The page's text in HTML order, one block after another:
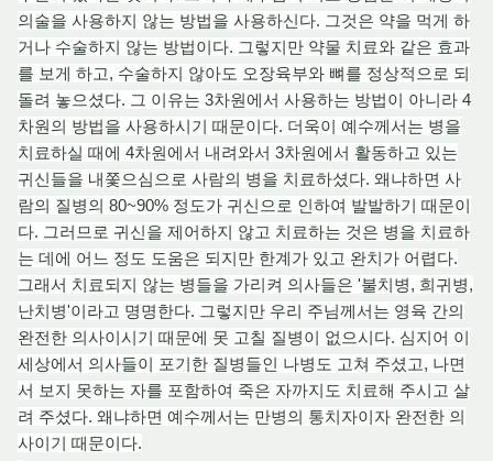
의술을 사용하지 않는 방법을 사용하신다. 그것은 약을 먹게 하
거나 수술하지 않는 방법이다. 그렇지만 약물 치 료와 같은 효과
를 보게 하고, 수술하지 않아도 오장육부와 뼈를 정상적으로 되
돌려 놓으셨다. 그 이유는 3차원에서 사용하는 방법이 아니라 4
차원의 방법을 사용하시기 때문이다. 더욱이 예수께서는 병을
치료하실 때에 4차원에서 내려와서 3차원에서 활동하고 있는
귀신들을 내쫓으심으로 사람의 병을 치료하셨다. 왜냐하면 사
람의 질병의 80~90% 정도가 귀신으 로 인하여 발발하기 때문이
다. 그러므로 귀신을 제어하지 않고 치료하는 것은 병을 치료하
는 데에 어느 정도 도움은 되지만 한계가 있고 완치가 어렵다.
그래서 치료되지 않는 병들을 가리켜 의사들은 '불치병, 희귀병,
난치병'이라고 명명한다. 그렇지만 우리 주님께서는 영육 간의
완전한 의사이시기 때문에 못 고칠 질병이 없으시다. 심지어 이
세상에서 의사들이 포기한 질병들인 나병도 고쳐 주셨고, 나면
서 보지 못하는 자를 포함하여 죽은 자까지도 치료해 주시고 살
려 주셨다. 왜냐하면 예수께서는 만병의 통치자이자 완전한 의
사이기 때문이다.